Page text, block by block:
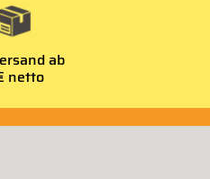
ab
netto